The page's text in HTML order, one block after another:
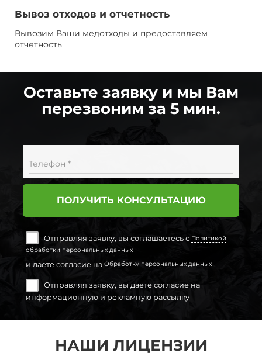
Вывоз отходов и отчетность
Вывозим Ваши медотходы и предоставляем
отчетность
Оставьте заявку и мы Вам
перезвоним за 5 мин.
Телефон *
ПОЛУЧИТЬ КОНСУЛЬТАЦИЮ
Отправляя заявку, вы соглашаетесь с Политикой
обработки персональных данных
и даете согласие на Обработку персональных данных
Отправляя заявку, вы даете согласие на
информационную и рекламную рассылку
НАШИ ЛИЦЕНЗИИ